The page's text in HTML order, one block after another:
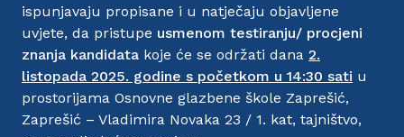
ispunjavaju propisane i u natječaju objavljene
uvjete, da pristupe usmenom testiranju/ procjeni
znanja kandidata koje će se održati dana 2.
listopada 2025. godine s početkom u 14:30 sati u
prostorijama Osnovne glazbene škole Zaprešić,
Zaprešić – Vladimira Novaka 23 / 1. kat, tajništvo,